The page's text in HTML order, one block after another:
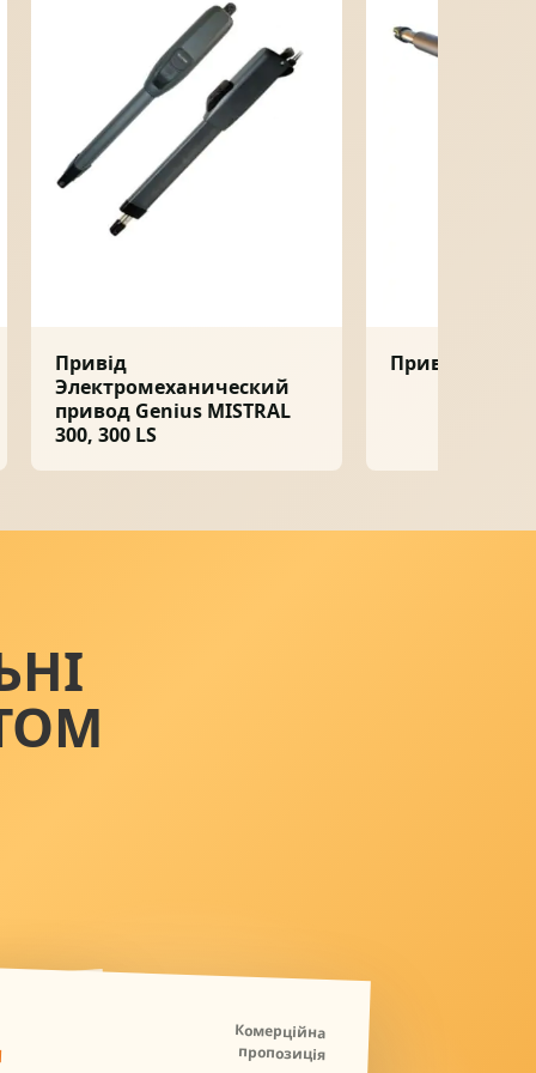
Привід
Электромеханический
привод Genius MISTRAL
300, 300 LS
Привід Genius
Комерційна
пропозиція